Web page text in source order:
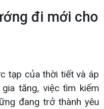
đi mới cho
tạp của thời tiết và áp
tăng, việc tìm kiếm
đang trở thành yêu